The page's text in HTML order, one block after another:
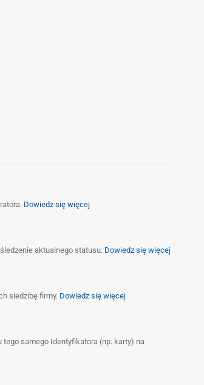
Dowiedz się więcej
aktualnego statusu. Dowiedz się więcej
siedzibę firmy. Dowiedz się więcej
samego Identyfikatora (np. karty) na